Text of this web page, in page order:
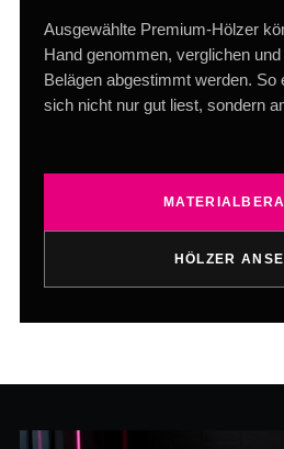
Ausgewählte Premium-Hölzer
Hand genommen, verglichen
Belägen abgestimmt werden. So
sich nicht nur gut liest, sondern
HÖLZER